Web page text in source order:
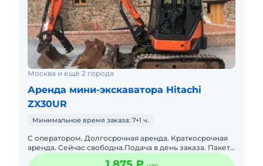
Москва и ещё 2 города
Аренда мини-экскаватора Hitachi
ZX30UR
Минимальное время заказа: 7+1 ч.
С оператором. Долгосрочная аренда. Краткосрочная
аренда. Сейчас свободна.Подача в день заказа. Пакет
отчетных документов. Топливо включено в стоимость.